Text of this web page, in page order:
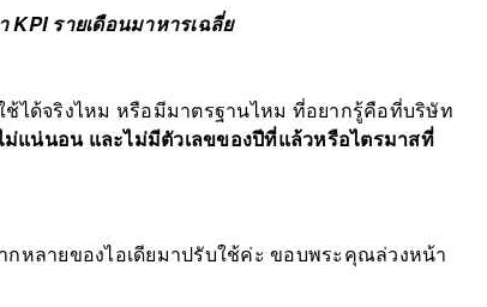
รายเดือนมาหารเฉลี่ย
ช้ได้จริงไหม หรือมีมาตรฐานไหม ที่อยากรู้คือที่บริษัท
ม่แน่นอน และไม่มีตัวเลขของปีที่แล้วหรือไตรมาสที่
หลายของไอเดียมาปรับใช้ค่ะ ขอบพระคุณล่วงหน้า